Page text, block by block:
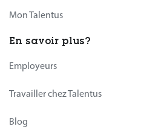
Mon Talentus
En savoir plus?
Employeurs
Travailler chez Talentus
Blog